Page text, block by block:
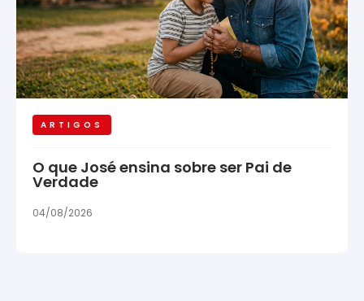
ARTIGOS
O que José ensina sobre ser Pai de
Verdade
04/08/2026